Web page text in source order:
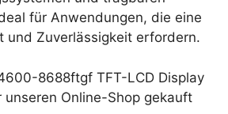
für Anwendungen, die eine
und Zuverlässigkeit erfordern.
8688ftgf TFT-LCD Display
unseren Online-Shop gekauft